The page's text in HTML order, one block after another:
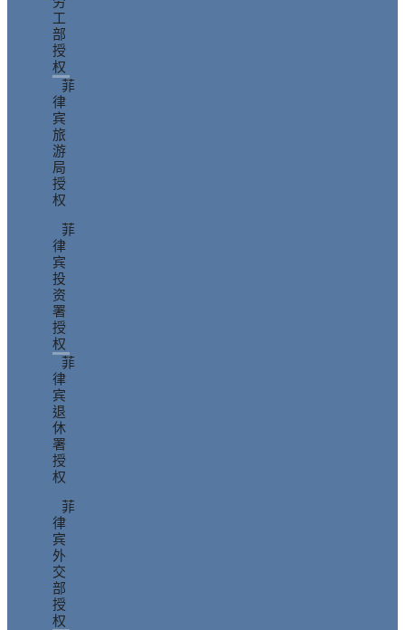
工
部
授
权
菲
律
宾
旅
游
局
授
权
菲
律
宾
投
资
署
授
权
菲
律
宾
退
休
署
授
权
菲
律
宾
外
交
部
授
权